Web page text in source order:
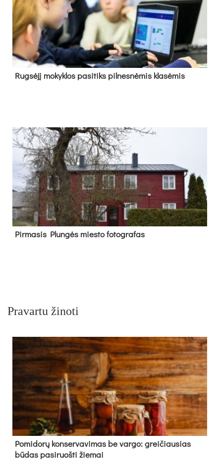
Rug­sė­jį mo­kyk­los pa­si­tiks pil­nes­nė­mis kla­sė­mis
Pir­ma­sis Plun­gės mies­to fo­tog­ra­fas
Pravartu žinoti
Pomidorų konservavimas be vargo: greičiausias
būdas pasiruošti žiemai